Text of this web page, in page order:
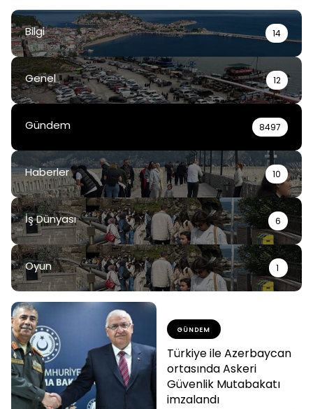
Bilgi 14
Genel 12
Gündem 8497
Haberler 10
İş Dünyası 6
Oyun 1
GÜNDEM
Türkiye ile Azerbaycan
ortasında Askeri
Güvenlik Mutabakatı
imzalandı